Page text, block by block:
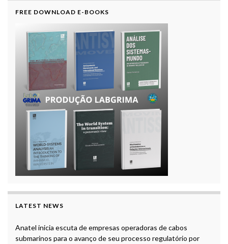
FREE DOWNLOAD E-BOOKS
LATEST NEWS
Anatel inicia escuta de empresas operadoras de cabos
submarinos para o avanço de seu processo regulatório por